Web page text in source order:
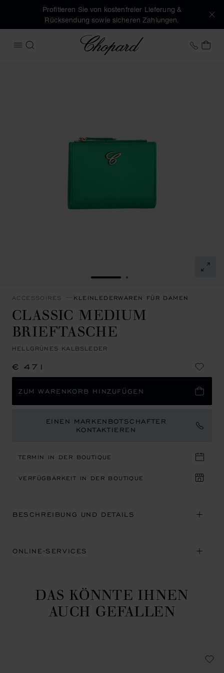
Profitieren Sie von kostenfreier Lieferung &
Rücksendung sowie sicheren Zahlungen.
MENÜ ÖFFNEN
SUCHEN
Chopard +49
ZUR FOLIE GEHEN 1
ZUR FOLIE GEHEN 2
ACCESSOIRES KLEINLEDERWAREN FÜR DAMEN
CLASSIC MEDIUM
BRIEFTASCHE
HELLGRÜNES KALBSLEDER
€ 471
ZUM WARENKORB HINZUFÜGEN
EINEN MARKENBOTSCHAFTER
KONTAKTIEREN
TERMIN IN DER BOUTIQUE
VERFÜGBARKEIT IN DER BOUTIQUE
BESCHREIBUNG UND DETAILS
ONLINE-SERVICES
DAS KÖNNTE IHNEN
AUCH GEFALLEN